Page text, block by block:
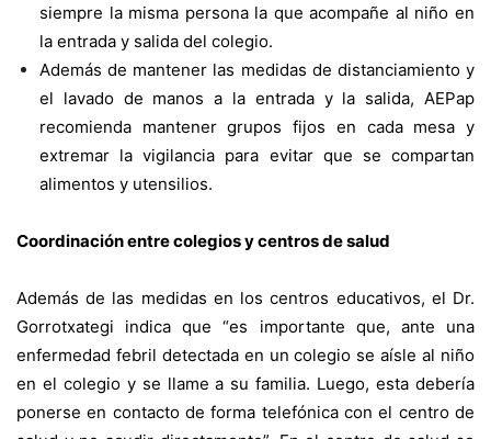
siempre la misma persona la que acompañe al niño en
la entrada y salida del colegio.
Además de mantener las medidas de distanciamiento y
el lavado de manos a la entrada y la salida, AEPap
recomienda mantener grupos fijos en cada mesa y
extremar la vigilancia para evitar que se compartan
alimentos y utensilios.
Coordinación entre colegios y centros de salud
Además de las medidas en los centros educativos, el Dr.
Gorrotxategi indica que “es importante que, ante una
enfermedad febril detectada en un colegio se aísle al niño
en el colegio y se llame a su familia. Luego, esta debería
ponerse en contacto de forma telefónica con el centro de